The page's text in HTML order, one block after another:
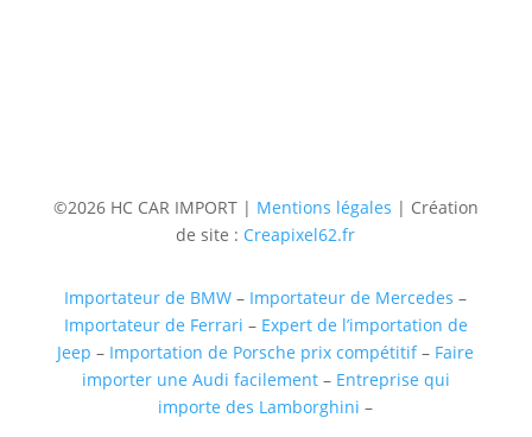
©2026 HC CAR IMPORT | Mentions légales | Création
de site : Creapixel62.fr
Importateur de BMW – Importateur de Mercedes –
Importateur de Ferrari – Expert de l’importation de
Jeep – Importation de Porsche prix compétitif– Faire
importer une Audi facilement– Entreprise qui
importe des Lamborghini –